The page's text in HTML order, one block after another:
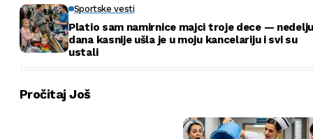
Sportske vesti
Platio sam namirnice majci troje dece — nedelju
dana kasnije ušla je u moju kancelariju i svi su
ustali
Pročitaj Još